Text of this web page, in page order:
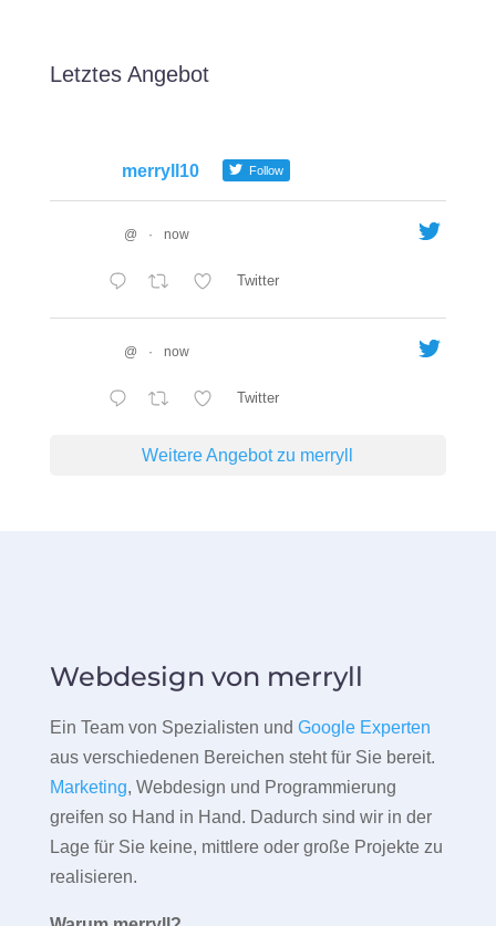
Letztes Angebot
merryll10 Follow
@ · now
Twitter
@ · now
Twitter
Weitere Angebot zu merryll
Webdesign von merryll
Ein Team von Spezialisten und Google Experten
aus verschiedenen Bereichen steht für Sie bereit.
Marketing, Webdesign und Programmierung
greifen so Hand in Hand. Dadurch sind wir in der
Lage für Sie keine, mittlere oder große Projekte zu
realisieren.